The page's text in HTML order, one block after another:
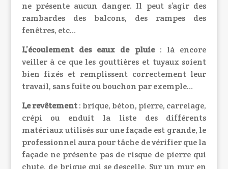
ne présente aucun danger. Il peut s’agir des
rambardes des balcons, des rampes des
fenêtres, etc…
L’écoulement des eaux de pluie : là encore
veiller à ce que les gouttières et tuyaux soient
bien fixés et remplissent correctement leur
travail, sans fuite ou bouchon par exemple…
Le revêtement: brique, béton, pierre, carrelage,
crépi ou enduit la liste des différents
matériaux utilisés sur une façade est grande, le
professionnel aura pour tâche de vérifier que la
façade ne présente pas de risque de pierre qui
chute, de brique qui se descelle. Sur un mur en